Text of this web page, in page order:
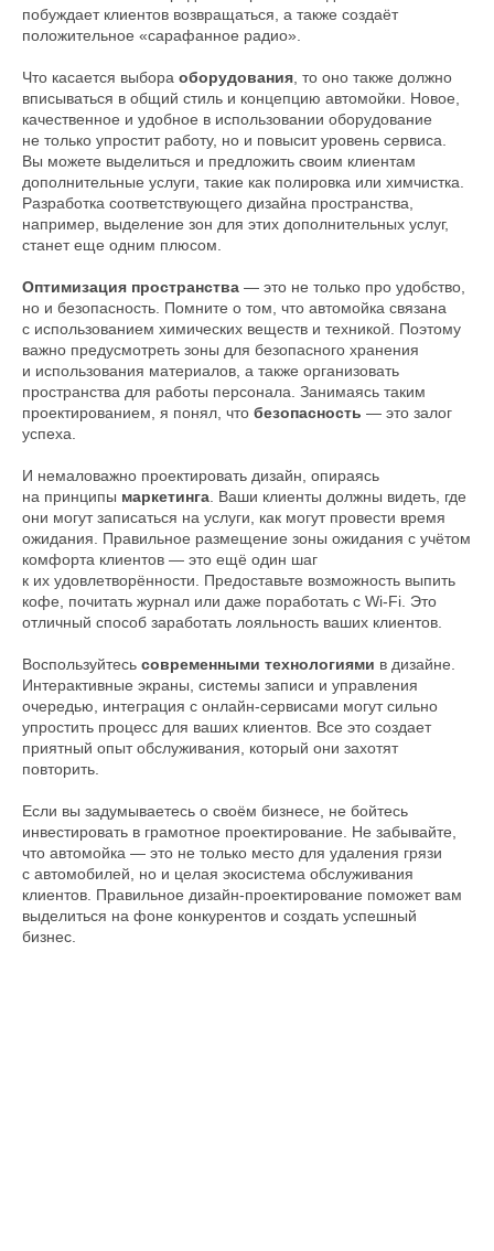
побуждает клиентов возвращаться, а также создаёт
положительное «сарафанное радио».
Что касается выбора оборудования , то оно также должно
вписываться в общий стиль и концепцию автомойки. Новое,
качественное и удобное в использовании оборудование
не только упростит работу, но и повысит уровень сервиса.
Вы можете выделиться и предложить своим клиентам
дополнительные услуги, такие как полировка или химчистка.
Разработка соответствующего дизайна пространства,
например, выделение зон для этих дополнительных услуг,
станет еще одним плюсом.
Оптимизация пространства — это не только про удобство,
но и безопасность. Помните о том, что автомойка связана
с использованием химических веществ и техникой. Поэтому
важно предусмотреть зоны для безопасного хранения
и использования материалов, а также организовать
пространства для работы персонала. Занимаясь таким
проектированием, я понял, что безопасность — это залог
успеха.
И немаловажно проектировать дизайн, опираясь
на принципы маркетинга . Ваши клиенты должны видеть, где
они могут записаться на услуги, как могут провести время
ожидания. Правильное размещение зоны ожидания с учётом
комфорта клиентов — это ещё один шаг
к их удовлетворённости. Предоставьте возможность выпить
кофе, почитать журнал или даже поработать с Wi-Fi. Это
отличный способ заработать лояльность ваших клиентов.
Воспользуйтесь современными технологиями в дизайне.
Интерактивные экраны, системы записи и управления
очередью, интеграция с онлайн-сервисами могут сильно
упростить процесс для ваших клиентов. Все это создает
приятный опыт обслуживания, который они захотят
повторить.
Если вы задумываетесь о своём бизнесе, не бойтесь
инвестировать в грамотное проектирование. Не забывайте,
что автомойка — это не только место для удаления грязи
с автомобилей, но и целая экосистема обслуживания
клиентов. Правильное дизайн-проектирование поможет вам
выделиться на фоне конкурентов и создать успешный
бизнес.